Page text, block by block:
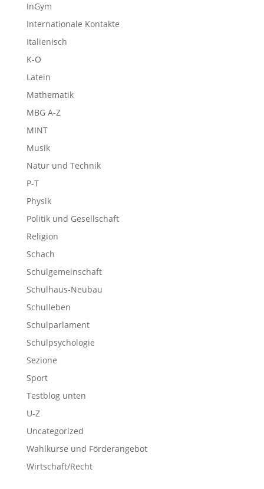
InGym
Internationale Kontakte
Italienisch
K-O
Latein
Mathematik
MBG A-Z
MINT
Musik
Natur und Technik
P-T
Physik
Politik und Gesellschaft
Religion
Schach
Schulgemeinschaft
Schulhaus-Neubau
Schulleben
Schulparlament
Schulpsychologie
Sezione
Sport
Testblog unten
U-Z
Uncategorized
Wahlkurse und Förderangebot
Wirtschaft/Recht